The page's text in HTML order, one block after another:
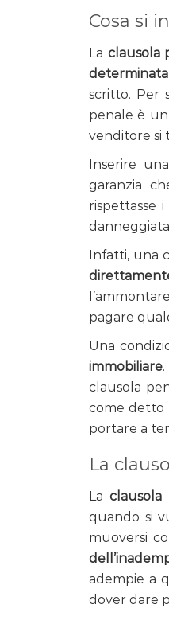
Cosa si
La clausola
scritto. Per
penale è
venditore si
Inserire una
garanzia
rispettasse
Infatti, una
pagare
Una
immobiliare
clausola
come detto
portare a
La
La
quando si
muoversi
adempie a
dover dare